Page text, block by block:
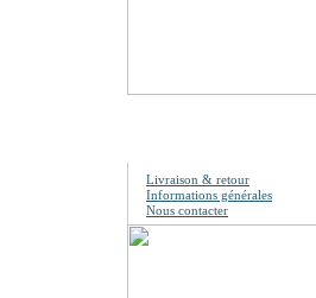
Livraison & retour
Informations générales
Nous contacter